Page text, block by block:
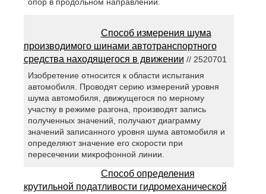
Способ измерения шума
производимого шинами автотранспортного
средства находящегося в движении // 2520701
Изобретение относится к области испытания
автомобиля. Проводят серию измерений уровня
шума автомобиля, движущегося по мерному
участку в режиме разгона, производят запись
полученных значений, получают диаграмму
значений записанного уровня шума автомобиля и
определяют значение его скорости при
пересечении микрофонной линии.
Способ определения
крутильной податливости гидромеханической